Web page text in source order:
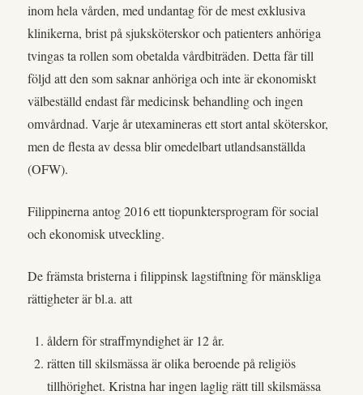
inom hela vården, med undantag för de mest exklusiva
klinikerna, brist på sjuksköterskor och patienters anhöriga
tvingas ta rollen som obetalda vårdbiträden. Detta får till
följd att den som saknar anhöriga och inte är ekonomiskt
välbeställd endast får medicinsk behandling och ingen
omvårdnad. Varje år utexamineras ett stort antal sköterskor,
men de flesta av dessa blir omedelbart utlandsanställda
(OFW).
Filippinerna antog 2016 ett tiopunktersprogram för social
och ekonomisk utveckling.
De främsta bristerna i filippinsk lagstiftning för mänskliga
rättigheter är bl.a. att
åldern för straffmyndighet är 12 år.
rätten till skilsmässa är olika beroende på religiös
tillhörighet. Kristna har ingen laglig rätt till skilsmässa